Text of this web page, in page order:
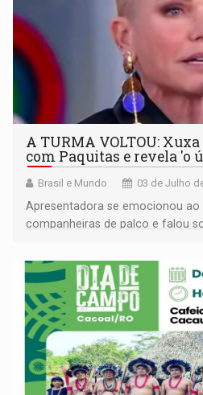
A TURMA VOLTOU:
com Paquitas e revela 'o
Brasil e Mundo 03 de Julho
Apresentadora se emocionou
companheiras de palco e falou